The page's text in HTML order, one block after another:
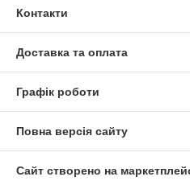
Контакти
Доставка та оплата
Графік роботи
Повна версія сайту
Сайт створено на